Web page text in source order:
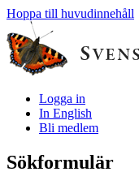
Hoppa till huvudinnehåll
Logga in
In English
Bli medlem
Sökformulär